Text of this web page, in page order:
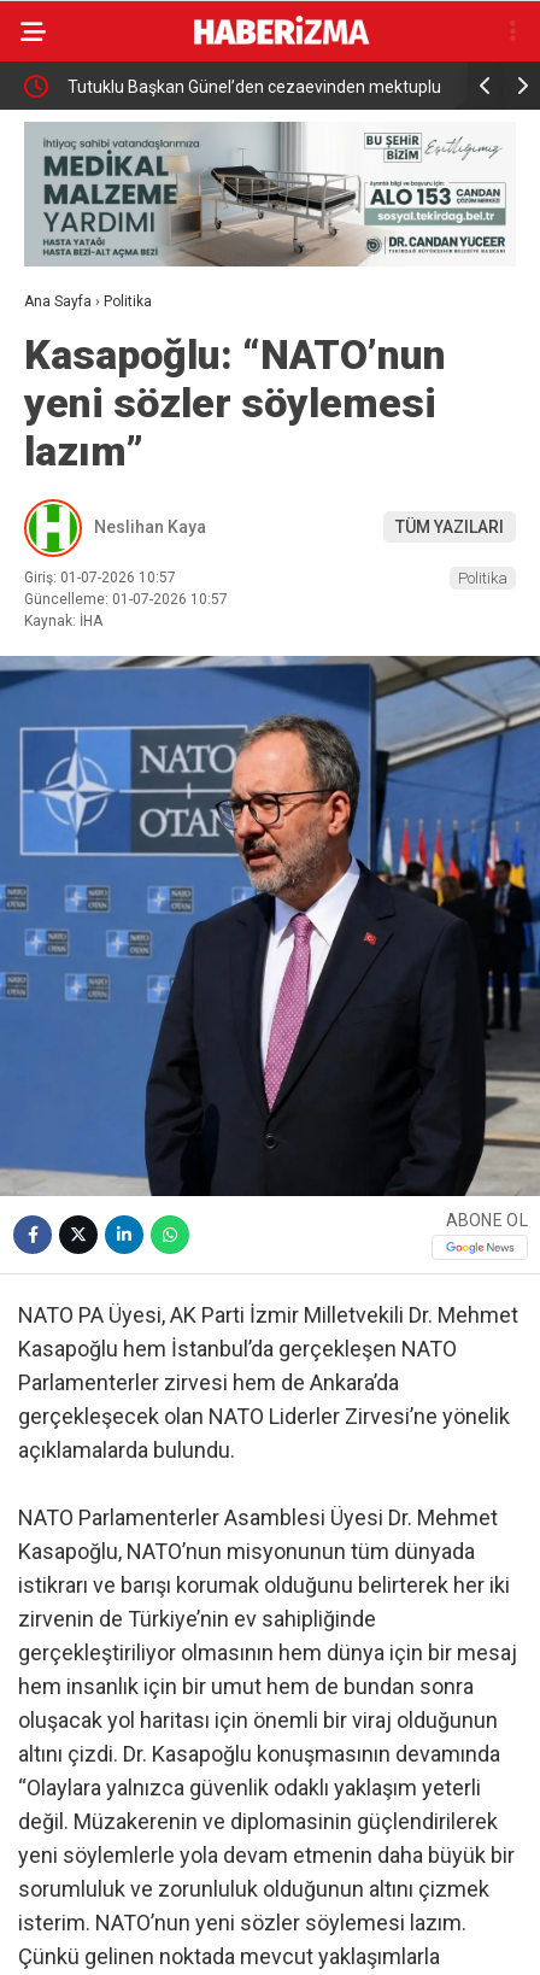
Tutuklu Başkan Günel’den cezaevinden mektuplu
açıklama
Kanser
ve
Ana Sayfa › Politika
Kasapoğlu: “NATO’nun
yeni sözler söylemesi
lazım”
Neslihan Kaya TÜM YAZILARI
Giriş: 01-07-2026 10:57
Güncelleme: 01-07-2026 10:57
Kaynak: İHA
Politika
ABONE OL
NATO PA Üyesi, AK Parti İzmir Milletvekili Dr. Mehmet
Kasapoğlu hem İstanbul’da gerçekleşen NATO
Parlamenterler zirvesi hem de Ankara’da
gerçekleşecek olan NATO Liderler Zirvesi’ne yönelik
açıklamalarda bulundu.
NATO Parlamenterler Asamblesi Üyesi Dr. Mehmet
Kasapoğlu, NATO’nun misyonunun tüm dünyada
istikrarı ve barışı korumak olduğunu belirterek her iki
zirvenin de Türkiye’nin ev sahipliğinde
gerçekleştiriliyor olmasının hem dünya için bir mesaj
hem insanlık için bir umut hem de bundan sonra
oluşacak yol haritası için önemli bir viraj olduğunun
altını çizdi. Dr. Kasapoğlu konuşmasının devamında
“Olaylara yalnızca güvenlik odaklı yaklaşım yeterli
değil. Müzakerenin ve diplomasinin güçlendirilerek
yeni söylemlerle yola devam etmenin daha büyük bir
sorumluluk ve zorunluluk olduğunun altını çizmek
isterim. NATO’nun yeni sözler söylemesi lazım.
Çünkü gelinen noktada mevcut yaklaşımlarla